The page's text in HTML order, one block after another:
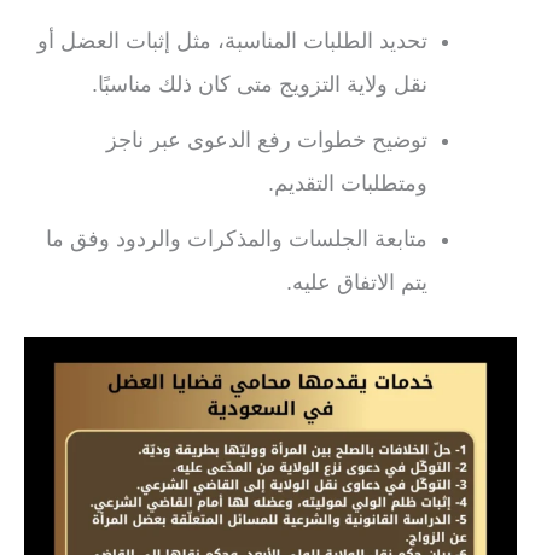
تحديد الطلبات المناسبة، مثل إثبات العضل أو
نقل ولاية التزويج متى كان ذلك مناسبًا.
توضيح خطوات رفع الدعوى عبر ناجز
ومتطلبات التقديم.
متابعة الجلسات والمذكرات والردود وفق ما
يتم الاتفاق عليه.